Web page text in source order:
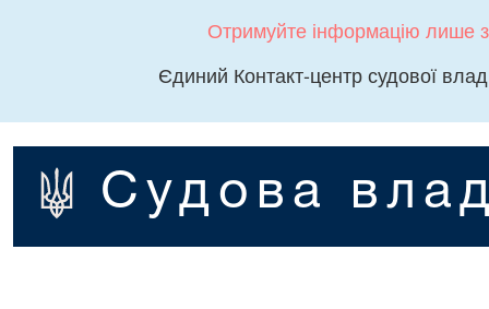
Отримуйте інформацію лише
Єдиний Контакт-центр судової
Судова